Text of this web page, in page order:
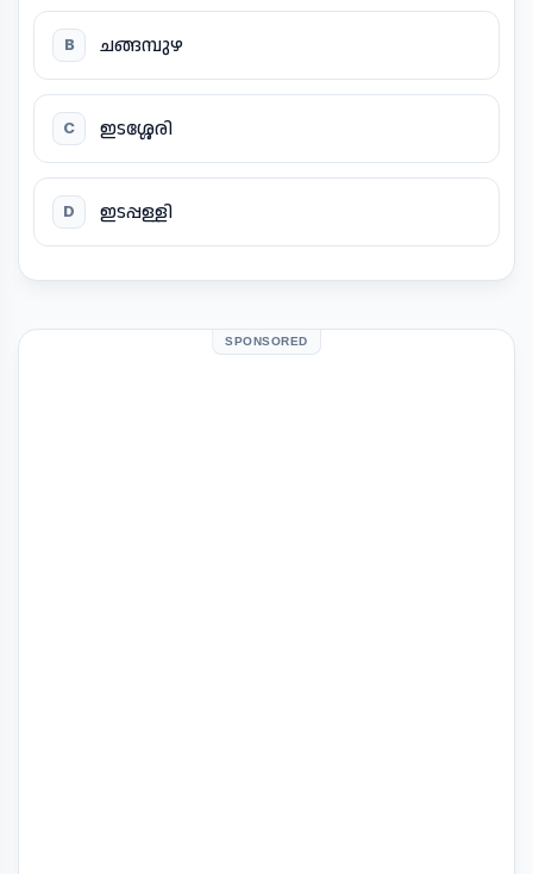
B ചങ്ങമ്പുഴ
C ഇടശ്ശേരി
D ഇടപ്പള്ളി
SPONSORED